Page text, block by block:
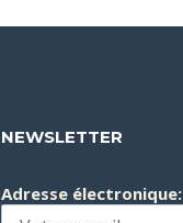
NEWSLETTER
Adresse électronique: